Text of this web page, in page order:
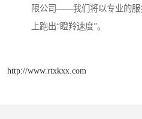
限公司——我们将以专业的服
上跑出“瞪羚速度”。
http://www.rtxkxx.com